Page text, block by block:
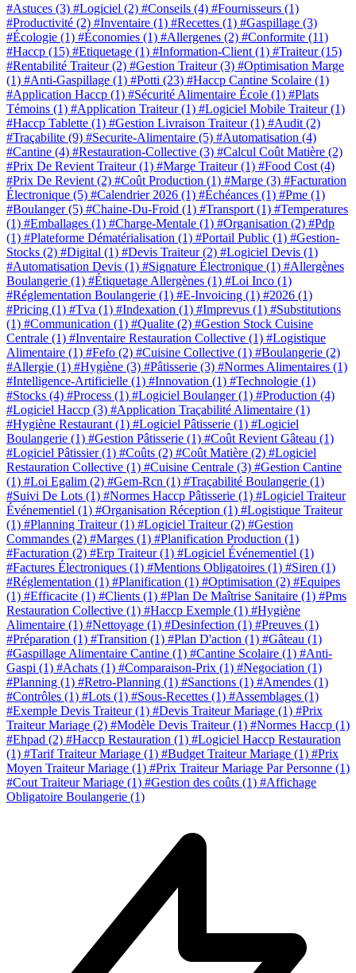
#Astuces (3) #Logiciel (2) #Conseils (4) #Fournisseurs (1)
#Productivité (2) #Inventaire (1) #Recettes (1) #Gaspillage (3)
#Écologie (1) #Économies (1) #Allergenes (2) #Conformite (11)
#Haccp (15) #Etiquetage (1) #Information-Client (1) #Traiteur(15)
#Rentabilité Traiteur(2) #Gestion Traiteur(3) #Optimisation Marge
(1) #Anti-Gaspillage (1) #Potti (23) #Haccp Cantine Scolaire (1)
#Application Haccp (1) #Sécurité Alimentaire École (1) #Plats
Témoins (1) #Application Traiteur(1) #Logiciel Mobile Traiteur(1)
#Haccp Tablette (1) #Gestion Livraison Traiteur(1) #Audit (2)
#Traçabilite (9) #Securite-Alimentaire (5) #Automatisation (4)
#Cantine (4) #Restauration-Collective (3) #Calcul Coût Matière (2)
#Prix De Revient Traiteur(1) #Marge Traiteur(1) #Food Cost (4)
#Prix De Revient (2) #Coût Production (1) #Marge (3) #Facturation
Électronique (5) #Calendrier 2026 (1) #Échéances (1) #Pme (1)
#Boulanger(5) #Chaine-Du-Froid (1) #Transport (1) #Temperatures
(1) #Emballages (1) #Charge-Mentale (1) #Organisation (2) #Pdp
(1) #Plateforme Dématérialisation (1) #Portail Public (1) #Gestion-
Stocks (2) #Digital (1) #Devis Traiteur(2) #Logiciel Devis (1)
#Automatisation Devis (1) #Signature Électronique (1) #Allergènes
Boulangerie (1) #Étiquetage Allergènes (1) #Loi Inco (1)
#Réglementation Boulangerie (1) #E-Invoicing (1) #2026 (1)
#Pricing (1) #Tva (1) #Indexation (1) #Imprevus (1) #Substitutions
(1) #Communication (1) #Qualite (2) #Gestion Stock Cuisine
Centrale (1) #Inventaire Restauration Collective (1) #Logistique
Alimentaire (1) #Fefo (2) #Cuisine Collective (1) #Boulangerie (2)
#Allergie (1) #Hygiène (3) #Pâtisserie (3) #Normes Alimentaires (1)
#Intelligence-Artificielle (1) #Innovation (1) #Technologie (1)
#Stocks (4) #Process (1) #Logiciel Boulanger(1) #Production (4)
#Logiciel Haccp (3) #Application Traçabilité Alimentaire (1)
#Hygiène Restaurant (1) #Logiciel Pâtisserie (1) #Logiciel
Boulangerie (1) #Gestion Pâtisserie (1) #Coût Revient Gâteau (1)
#Logiciel Pâtissier(1) #Coûts (2) #Coût Matière (2) #Logiciel
Restauration Collective (1) #Cuisine Centrale (3) #Gestion Cantine
(1) #Loi Egalim (2) #Gem-Rcn (1) #Traçabilité Boulangerie (1)
#Suivi De Lots (1) #Normes Haccp Pâtisserie (1) #Logiciel Traiteur
Événementiel (1) #Organisation Réception (1) #Logistique Traiteur
(1) #Planning Traiteur(1) #Logiciel Traiteur(2) #Gestion
Commandes (2) #Marges (1) #Planification Production (1)
#Facturation (2) #Erp Traiteur(1) #Logiciel Événementiel (1)
#Factures Électroniques (1) #Mentions Obligatoires (1) #Siren (1)
#Réglementation (1) #Planification (1) #Optimisation (2) #Equipes
(1) #Efficacite (1) #Clients (1) #Plan De Maîtrise Sanitaire (1) #Pms
Restauration Collective (1) #Haccp Exemple (1) #Hygiène
Alimentaire (1) #Nettoyage (1) #Desinfection (1) #Preuves (1)
#Préparation (1) #Transition (1) #Plan D'action (1) #Gâteau (1)
#Gaspillage Alimentaire Cantine (1) #Cantine Scolaire (1) #Anti-
Gaspi (1) #Achats (1) #Comparaison-Prix (1) #Negociation (1)
#Planning (1) #Retro-Planning (1) #Sanctions (1) #Amendes (1)
#Contrôles (1) #Lots (1) #Sous-Recettes (1) #Assemblages (1)
#Exemple Devis Traiteur(1) #Devis Traiteur Mariage (1) #Prix
Traiteur Mariage (2) #Modèle Devis Traiteur(1) #Normes Haccp (1)
#Ehpad (2) #Haccp Restauration (1) #Logiciel Haccp Restauration
(1) #Tarif Traiteur Mariage (1) #Budget Traiteur Mariage (1) #Prix
Moyen Traiteur Mariage (1) #Prix Traiteur Mariage Par Personne (1)
#Cout Traiteur Mariage (1) #Gestion des coûts (1) #Affichage
Obligatoire Boulangerie (1)